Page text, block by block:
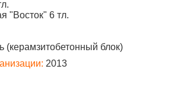
"Восток" 6 тл.
(керамзитобетонный блок)
2013